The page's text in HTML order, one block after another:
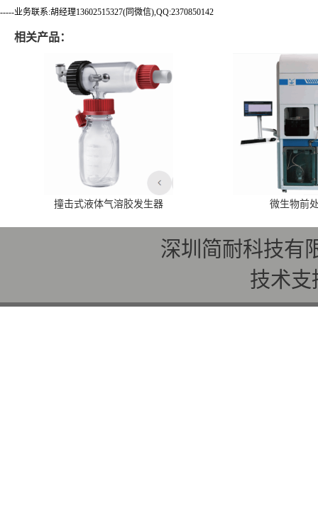
-----业务联系:胡经理13602515327(同微信),QQ:2370850142
相关产品：
撞击式液体气溶胶发生器 微生物前
深圳简耐科技有
技术